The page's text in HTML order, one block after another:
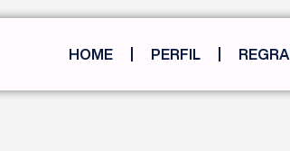
HOME PERFIL